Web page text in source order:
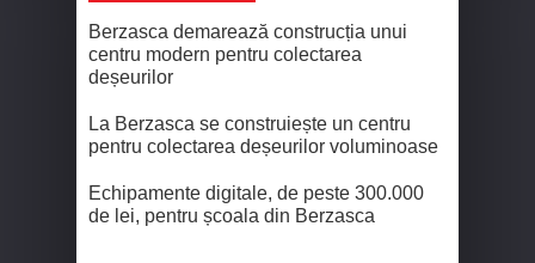
Berzasca demarează construcția unui
centru modern pentru colectarea
deșeurilor
La Berzasca se construiește un centru
pentru colectarea deșeurilor voluminoase
Echipamente digitale, de peste 300.000
de lei, pentru școala din Berzasca